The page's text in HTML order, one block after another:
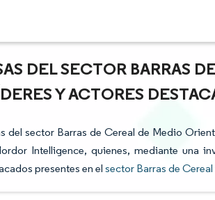
DEL SECTOR BARRAS
Y ACTORES
del sector Barras de Cereal de Medio
Intelligence, quienes, mediante una
presentes en el sector Barras de